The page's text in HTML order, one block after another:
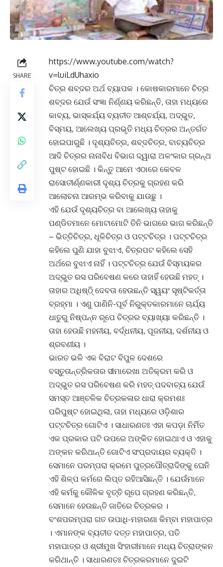
SHARE
https://www.youtube.com/watch?
v=luiLdUhaxio
ଚିତ୍ର ଶବ୍ଦର ଅର୍ଥ ବ୍ୟାପକ । କୋଷକାରମାନେ ଚିତ୍ର
ଶବ୍ଦର ଯେଉଁ ସଂଜ୍ଞା ନିର୍ଣ୍ଣୟ କରିଛନ୍ତି, ତାହା ମଧ୍ୟରେ
କାବ୍ୟ, ଭାସ୍କର୍ଯ୍ୟ ବ୍ୟତୀତ ଆଶ୍ଚର୍ଯ୍ୟ, ଅଦ୍‌ଭୁତ,
ବିସ୍ମୟ, ଆଲେଖ୍ୟ ପ୍ରଭୃତି ମଧ୍ୟ ଚିତ୍ରର ଅନ୍ତର୍ଗତ
ହୋଇପାରୁଛି । ଦୃଶ୍ୟଚିତ୍ର, ଶବ୍ଦଚିତ୍ର, ବାଚ୍ୟଚିତ୍ର
ଆଦି ଚିତ୍ରର ନାନାବିଧ ବିଭାଗ ଦ୍ୱାରା ଅଳଂକାର ଗ୍ରନ୍ଥ
ପୁଷ୍ଟ ହୋଇଛି । କିନ୍ତୁ ଆମେ ଏଠାରେ କେବଳ
ରାସୋତୀର୍ଣ୍ଣକାରୀ ଦୃଶ୍ୟ ଚିତ୍ରକୁ ଗ୍ରହଣ କରି
ଆଲୋଚନା ଆରମ୍ଭ କରିବାକୁ ଯାଉଛୁ ।
ଏହି ଯେଉଁ ଦୃଶ୍ୟଚିତ୍ର ବା ଆଲେଖ୍ୟ ତାହାକୁ
ପଣ୍ଡିତମାନେ ମୋଟାମୋଟି ତିନି ଭାଗରେ ଭାଗ କରିଛନ୍ତି
– ଭିତ୍ତିଚିତ୍ର, ଧୂଳିଚିତ୍ର ଓ ପଟ୍ଟଚିତ୍ର । ପଟ୍ଟଚିତ୍ର
କହିଲେ ପୁଣି ଯାହା ବୁଝାଏ, ଚିତ୍ରପଟ କହିଲେ ସେହି
ଅର୍ଥରେ ବୁଝାଏ ନାହିଁ । ପଟ୍ଟଚିତ୍ର ଯେଉଁ ବିସ୍ମୟକର
ଅଦ୍ଭୁତ ରସ ପରିବେଷଣ କରେ ତାହାହିଁ ହେଉଛି ମହତ୍ ।
ତାହାର ଅଧିଷ୍ଠି୍ ଦେବତା ହେଉଛନ୍ତି ସ୍ୱୟଂ ସୃଷ୍ଟିକର୍ତ୍ତା
ବ୍ରହ୍ମା । ଏଣୁ ପାଣିନି-ପୂର୍ବ ନିରୁକ୍ତକାରମାନେ ଚାର୍ଯ୍ୟ
ଧାତୁରୁ ନିଷ୍ପନ୍ନ ରୂପେ ଚିତ୍ରର ବ୍ୟାଖ୍ୟା କରିଛନ୍ତି ।
ତାହା ହେଉଛି ମହନୀୟ, ବର୍ଦ୍ଧନୀୟ, ପୂଜନୀୟ, ଦର୍ଶନୀୟ ଓ
ଶ୍ରବଣୀୟ ।
ଭାରତ ଭଳି ଏକ ବିରାଟ ବିପୁଳ ଦେଶରେ
ବସ୍ତୁତାନ୍ତ୍ରିକତାର ସୀମାରେଖା ଅତିକ୍ରମ କରି ଓ
ଅଦ୍‌ଭୁତ ରସ ପରିବେଷଣ କରି ମହତ୍ ପଦବାଚ୍ୟ ଯେଉଁ
ସମସ୍ତ ଆଞ୍ଚଳିକ ଚିତ୍ରକଳାର ଧାରା କ୍ରମଶଃ
ପରିପୁଷ୍ଟ ହୋଇଥିଲା, ତାହା ମଧ୍ୟରେ ଓଡ଼ିଶାର
ପଟ୍ଟଚିତ୍ର ଗୋଟିଏ । ସାଧାରଣତଃ ଏହା କପଡ଼ା ନିର୍ମିତ
ଏକ ପ୍ରକାର ପଟି ଉପରେ ଅଙ୍କିତ ହୋଇଥାଏ ଓ ଏହାକୁ
ଅଙ୍କନ କରିଥାନ୍ତି ଗୋଟିଏ ସଂପ୍ରଦାୟର ବ୍ୟକ୍ତି ।
ସେମାନେ ପରମ୍ପରା କ୍ରମେ ପୁତ୍ରପୌତ୍ରାଦିଙ୍କୁ ଘେନି
ଏହି ଶିଳ୍ପ କର୍ମରେ ଲିପ୍ତ ରହିଆସିଛନ୍ତି । ଯେଉଁମାନେ
ଏହି କର୍ମକୁ କୌଳିକ ବୃତ୍ତି ରୂପେ ଗ୍ରହଣ କରିଛନ୍ତି,
ସେମାନେ ହେଉଛନ୍ତି ଜାତିରେ ଚିତ୍ରକର ।
ବଂଶପରମ୍ପରା ଗତ ଉପାଧି-ମହାରଣା କିମ୍ବା ମହାପାତ୍ର
। ଏମାନଙ୍କ ବ୍ୟତୀତ ଦତ୍ତ ମହାପାତ୍ର, ପତି
ମହାପାତ୍ର ଓ ଶ୍ରୀମୁଖ ସିଂହାରୀମାନେ ମଧ୍ୟ ଚିତ୍ରାଙ୍କନ
କରିଥାନ୍ତି । ସାଧାରଣତଃ ଚିତ୍ରକରମାନେ ଦୁଇଟି